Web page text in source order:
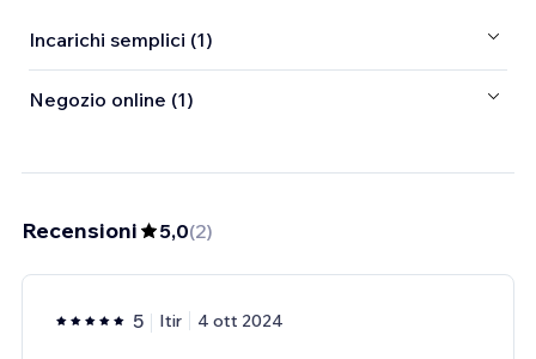
Incarichi semplici (1)
Negozio online (1)
Recensioni 5,0(2)
5 Itir 4 ott 2024